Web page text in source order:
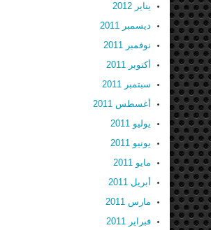
يناير 2012
ديسمبر 2011
نوفمبر 2011
أكتوبر 2011
سبتمبر 2011
أغسطس 2011
يوليو 2011
يونيو 2011
مايو 2011
أبريل 2011
مارس 2011
فبراير 2011